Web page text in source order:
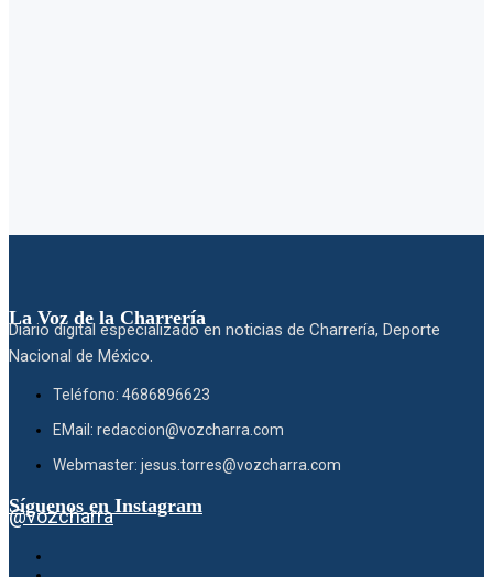
La Voz de la Charrería
Diario digital especializado en noticias de Charrería, Deporte
Nacional de México.
Teléfono: 4686896623
EMail: redaccion@vozcharra.com
Webmaster: jesus.torres@vozcharra.com
Síguenos en Instagram
@vozcharra